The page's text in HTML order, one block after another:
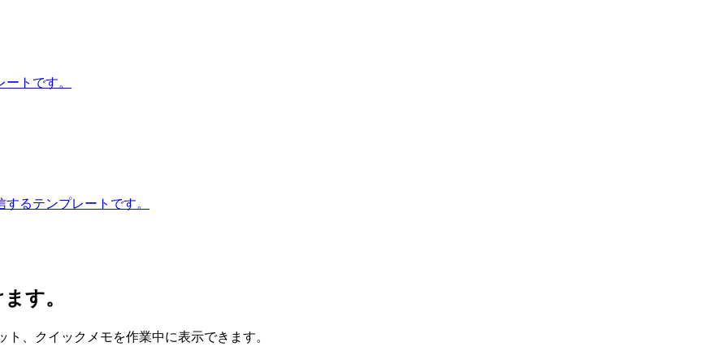
トです。
るテンプレートです。
す。
、クイックメモを作業中に表示できます。